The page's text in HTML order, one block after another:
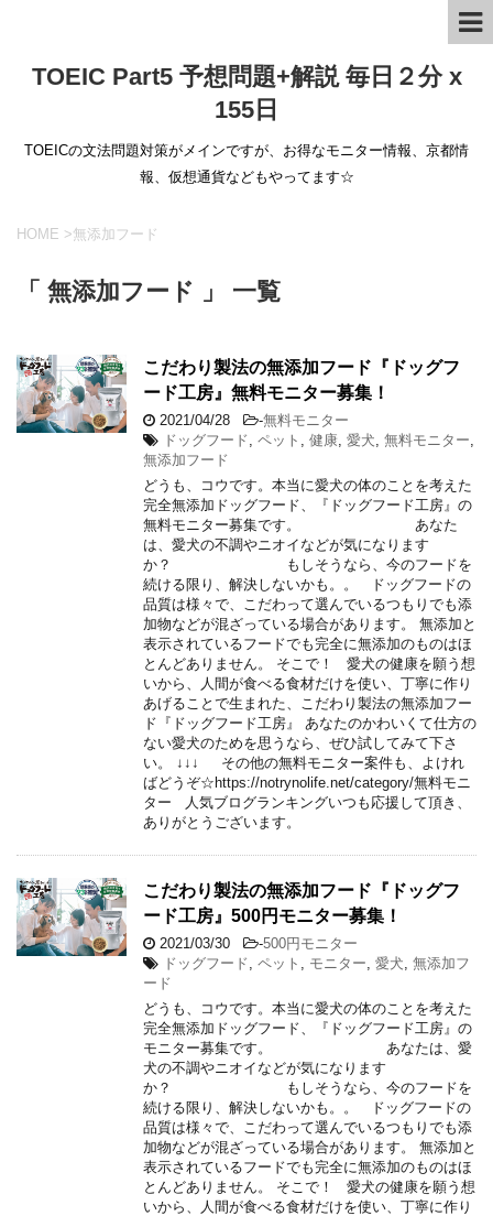
TOEIC Part5 予想問題+解説 毎日２分 x
155日
TOEICの文法問題対策がメインですが、お得なモニター情報、京都情
報、仮想通貨などもやってます☆
HOME >無添加フード
「 無添加フード 」 一覧
こだわり製法の無添加フード『ドッグフ
ード工房』無料モニター募集！
2021/04/28 -無料モニター
ドッグフード ペット 健康 愛犬 無料モニター
無添加フード
どうも、コウです。本当に愛犬の体のことを考えた
完全無添加ドッグフード、『ドッグフード工房』の
無料モニター募集です。 あなた
は、愛犬の不調やニオイなどが気になります
か？ もしそうなら、今のフードを
続ける限り、解決しないかも。。 ドッグフードの
品質は様々で、こだわって選んでいるつもりでも添
加物などが混ざっている場合があります。 無添加と
表示されているフードでも完全に無添加のものはほ
とんどありません。 そこで！ 愛犬の健康を願う想
いから、人間が食べる食材だけを使い、丁寧に作り
あげることで生まれた、こだわり製法の無添加フー
ド『ドッグフード工房』 あなたのかわいくて仕方の
ない愛犬のためを思うなら、ぜひ試してみて下さ
い。 ↓↓↓ その他の無料モニター案件も、よけれ
ばどうぞ☆https://notrynolife.net/category/無料モニ
ター 人気ブログランキングいつも応援して頂き、
ありがとうございます。
こだわり製法の無添加フード『ドッグフ
ード工房』500円モニター募集！
2021/03/30 -500円モニター
ドッグフード ペット モニター 愛犬 無添加フ
ード
どうも、コウです。本当に愛犬の体のことを考えた
完全無添加ドッグフード、『ドッグフード工房』の
モニター募集です。 あなたは、愛
犬の不調やニオイなどが気になります
か？ もしそうなら、今のフードを
続ける限り、解決しないかも。。 ドッグフードの
品質は様々で、こだわって選んでいるつもりでも添
加物などが混ざっている場合があります。 無添加と
表示されているフードでも完全に無添加のものはほ
とんどありません。 そこで！ 愛犬の健康を願う想
いから、人間が食べる食材だけを使い、丁寧に作り